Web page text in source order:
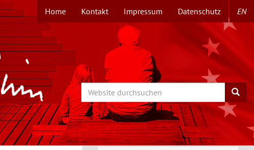
TOPMENÜ
Home Kontakt Impressum Datenschutz EN
Search Search